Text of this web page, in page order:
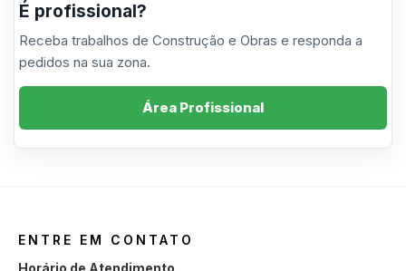
É profissional?
Receba trabalhos de Construção e Obras e responda a
pedidos na sua zona.
Área Profissional
ENTRE EM CONTATO
Horário de Atendimento